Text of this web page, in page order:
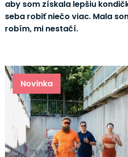
aby som získala lepšiu
seba robiť niečo viac. Mala
robím, mi nestačí.
Novinka